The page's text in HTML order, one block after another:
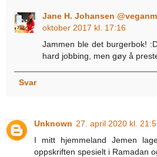
Jane H. Johansen
oktober 2017 kl. 17:16
Jammen ble det burgerbok!
hard jobbing, men gøy å
Svar
Unknown 27. april 2020 kl.
I mitt hjemmeland Jemen
oppskriften spesielt i Ramadan